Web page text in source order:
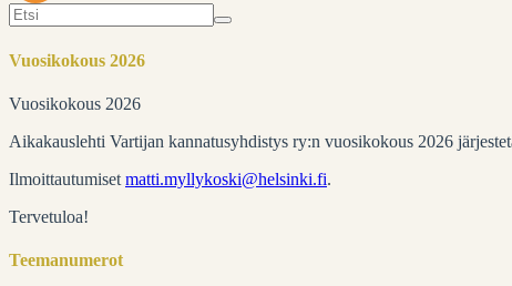
Search
for:
Vuosikokous 2026
Vuosikokous 2026
Aikakauslehti Vartijan kannatusyhdistys ry:n vuosikokous 2026
Ilmoittautumiset matti.myllykoski@helsinki.fi.
Tervetuloa!
Teemanumerot